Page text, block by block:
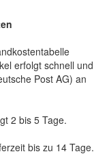
erfolgt schnell und
Post AG) an
2 bis 5 Tage.
bis zu 14 Tage.